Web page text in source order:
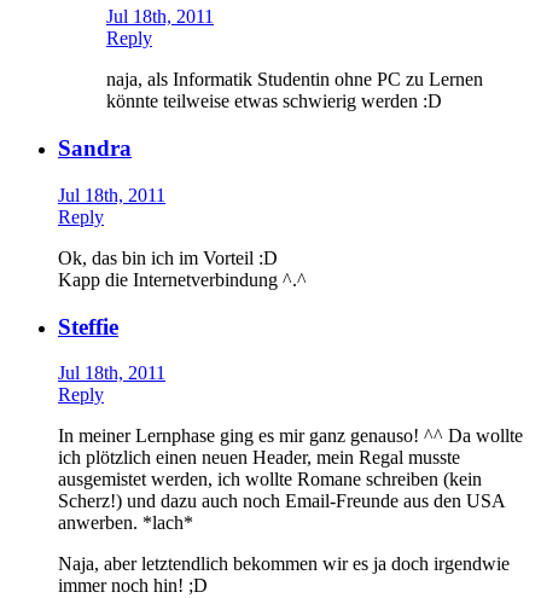
Jul 18th, 2011
Reply
naja, als Informatik Studentin ohne PC zu Lernen
könnte teilweise etwas schwierig werden :D
Sandra
Jul 18th, 2011
Reply
Ok, das bin ich im Vorteil :D
Kapp die Internetverbindung ^.^
Steffie
Jul 18th, 2011
Reply
In meiner Lernphase ging es mir ganz genauso! ^^ Da wollte
ich plötzlich einen neuen Header, mein Regal musste
ausgemistet werden, ich wollte Romane schreiben (kein
Scherz!) und dazu auch noch Email-Freunde aus den USA
anwerben. *lach*
Naja, aber letztendlich bekommen wir es ja doch irgendwie
immer noch hin! ;D